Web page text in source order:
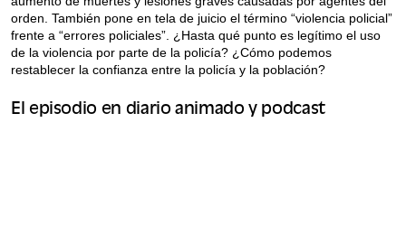
orden. También pone en tela de juicio el término “violencia policial”
frente a “errores policiales”. ¿Hasta qué punto es legítimo el uso
de la violencia por parte de la policía? ¿Cómo podemos
restablecer la confianza entre la policía y la población?
El episodio en diario animado y podcast